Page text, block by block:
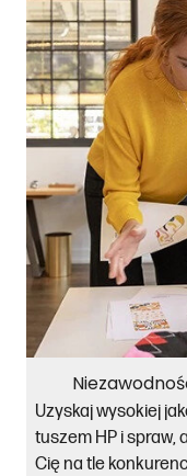
Uzyskaj wysokiej
tuszem HP i spraw,
Cię na tle